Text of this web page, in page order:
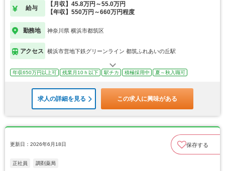
給与
【月収】45.8万円～55.0万円
【年収】550万円～660万円程度
勤務地 神奈川県 横浜市都筑区
アクセス 横浜市営地下鉄グリーンライン 都筑ふれあいの丘駅
年収650万円以上可 残業月10ｈ以下 駅チカ 積極採用中 夏～秋入職可
求人の詳細を見る この求人に興味がある
更新日：2026年6月18日 保存する
正社員 調剤薬局